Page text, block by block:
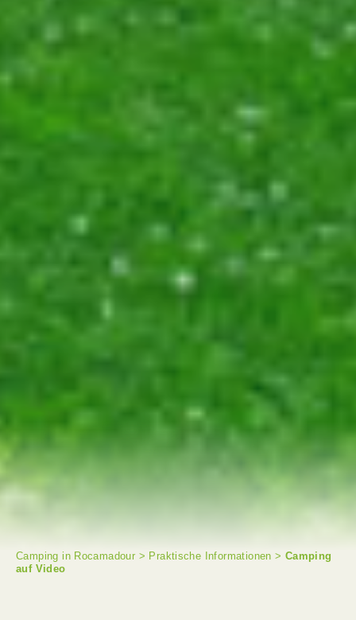
Camping in Rocamadour > Praktische Informationen > Camping
auf Video